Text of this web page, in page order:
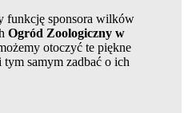
funkcję sponsora wilków
Ogród Zoologiczny w
otoczyć te piękne
samym zadbać o ich